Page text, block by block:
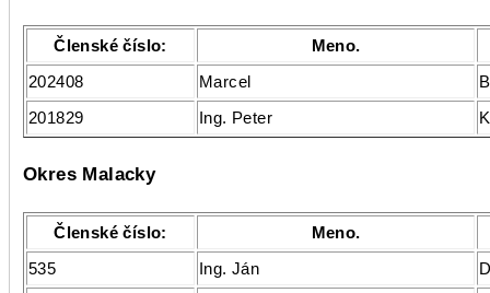
Členské číslo:
Meno.
202408
Marcel
201829
Ing. Peter
Okres Malacky
Členské číslo:
Meno.
535
Ing. Ján